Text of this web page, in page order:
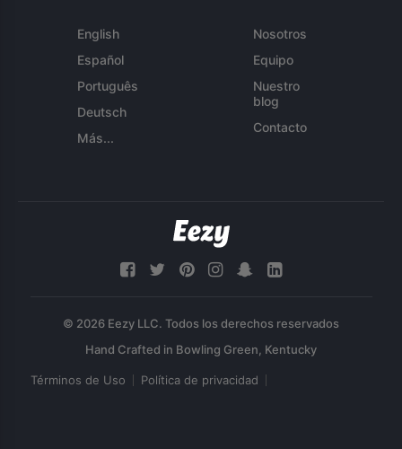
English
Español
Português
Deutsch
Más...
Nosotros
Equipo
Nuestro
blog
Contacto
© 2026 Eezy LLC. Todos los derechos reservados
Términos de Uso Política de privacidad